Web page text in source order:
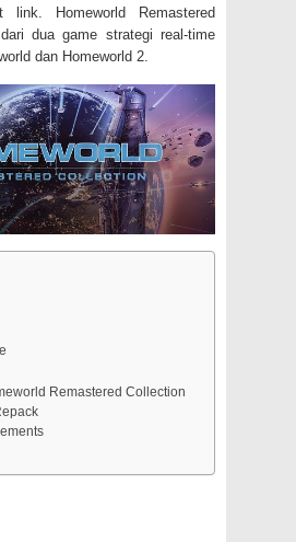
Homeworld Remastered
dua game strategi real-time
dan Homeworld 2.
Remastered Collection